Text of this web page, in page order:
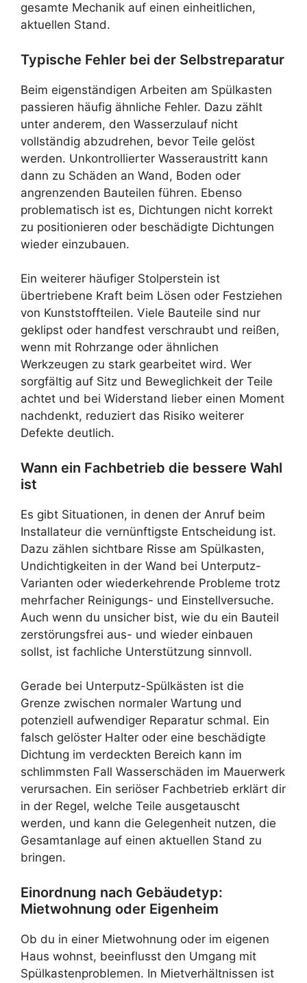
gesamte Mechanik auf einen einheitlichen,
aktuellen Stand.
Typische Fehler bei der Selbstreparatur
Beim eigenständigen Arbeiten am Spülkasten
passieren häufig ähnliche Fehler. Dazu zählt
unter anderem, den Wasserzulauf nicht
vollständig abzudrehen, bevor Teile gelöst
werden. Unkontrollierter Wasseraustritt kann
dann zu Schäden an Wand, Boden oder
angrenzenden Bauteilen führen. Ebenso
problematisch ist es, Dichtungen nicht korrekt
zu positionieren oder beschädigte Dichtungen
wieder einzubauen.
Ein weiterer häufiger Stolperstein ist
übertriebene Kraft beim Lösen oder Festziehen
von Kunststoffteilen. Viele Bauteile sind nur
geklipst oder handfest verschraubt und reißen,
wenn mit Rohrzange oder ähnlichen
Werkzeugen zu stark gearbeitet wird. Wer
sorgfältig auf Sitz und Beweglichkeit der Teile
achtet und bei Widerstand lieber einen Moment
nachdenkt, reduziert das Risiko weiterer
Defekte deutlich.
Wann ein Fachbetrieb die bessere Wahl
ist
Es gibt Situationen, in denen der Anruf beim
Installateur die vernünftigste Entscheidung ist.
Dazu zählen sichtbare Risse am Spülkasten,
Undichtigkeiten in der Wand bei Unterputz-
Varianten oder wiederkehrende Probleme trotz
mehrfacher Reinigungs- und Einstellversuche.
Auch wenn du unsicher bist, wie du ein Bauteil
zerstörungsfrei aus- und wieder einbauen
sollst, ist fachliche Unterstützung sinnvoll.
Gerade bei Unterputz-Spülkästen ist die
Grenze zwischen normaler Wartung und
potenziell aufwendiger Reparatur schmal. Ein
falsch gelöster Halter oder eine beschädigte
Dichtung im verdeckten Bereich kann im
schlimmsten Fall Wasserschäden im Mauerwerk
verursachen. Ein seriöser Fachbetrieb erklärt dir
in der Regel, welche Teile ausgetauscht
werden, und kann die Gelegenheit nutzen, die
Gesamtanlage auf einen aktuellen Stand zu
bringen.
Einordnung nach Gebäudetyp:
Mietwohnung oder Eigenheim
Ob du in einer Mietwohnung oder im eigenen
Haus wohnst, beeinflusst den Umgang mit
Spülkastenproblemen. In Mietverhältnissen ist